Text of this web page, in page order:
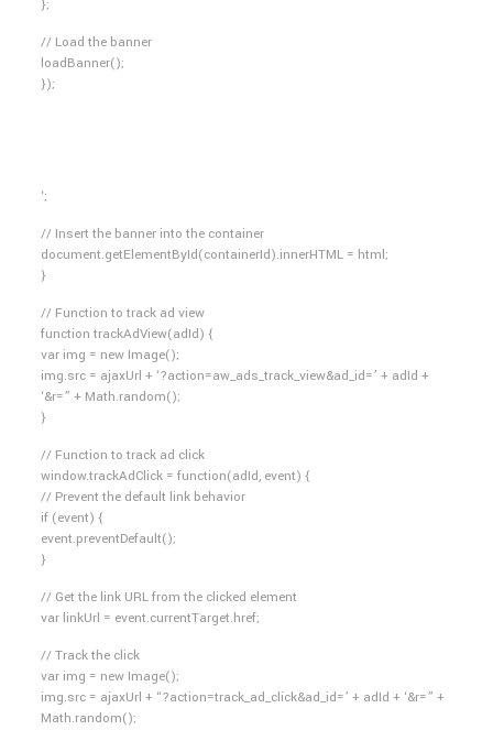
};
// Load the banner
loadBanner();
});
‘;
// Insert the banner into the container
document.getElementById(containerId).innerHTML = html;
}
// Function to track ad view
function trackAdView(adId) {
var img = new Image();
img.src = ajaxUrl + ‘?action=aw_ads_track_view&ad_id=’ + adId +
‘&r=” + Math.random();
}
// Function to track ad click
window.trackAdClick = function(adId, event) {
// Prevent the default link behavior
if (event) {
event.preventDefault();
}
// Get the link URL from the clicked element
var linkUrl = event.currentTarget.href;
// Track the click
var img = new Image();
img.src = ajaxUrl + “?action=track_ad_click&ad_id=’ + adId + ‘&r=” +
Math.random();